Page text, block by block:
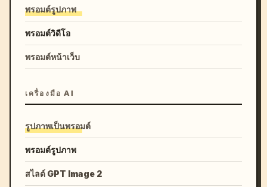
พรอมต์รูปภาพ
พรอมต์วิดีโอ
พรอมต์หน้าเว็บ
เครื่องมือ AI
รูปภาพเป็นพรอมต์
พรอมต์รูปภาพ
สไลด์ GPT Image 2